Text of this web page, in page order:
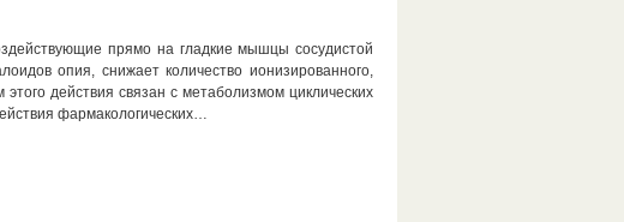
прямо на гладкие мышцы сосудистой
опия, снижает количество ионизированного,
действия связан с метаболизмом циклических
фармакологических…